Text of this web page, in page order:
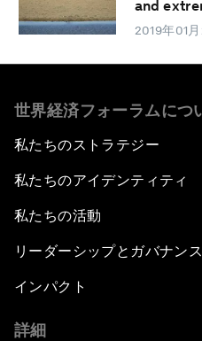
and
2019年01
世界経済フォーラムにつ
私たちのストラテジー
私たちのアイデンティティ
私たちの活動
リーダーシップとガバナンス
インパクト
詳細